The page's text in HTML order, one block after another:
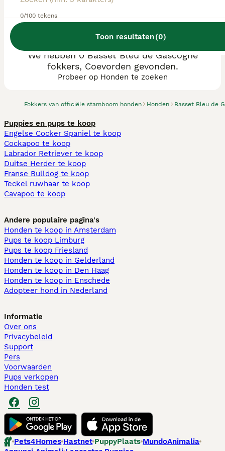
0/100 tekens
Toon resultaten(0)
Fokkers van officiële stamboom honden Honden Basset Bleu de
We hebben 0 Basset Bleu de Gascogne
fokkers, Coevorden gevonden.
Probeer op Honden te zoeken
Puppies en pups te koop
Engelse Cocker Spaniel te koop
Cockapoo te koop
Labrador Retriever te koop
Duitse Herder te koop
Franse Bulldog te koop
Teckel ruwhaar te koop
Cavapoo te koop
Andere populaire pagina's
Honden te koop in Amsterdam
Pups te koop Limburg​
Pups te koop Friesland​
Honden te koop in Gelderland
Honden te koop in Den Haag
Honden te koop in Enschede
Adopteer hond in Nederland
Informatie
Over ons
Privacybeleid
Support
Pers
Voorwaarden
Pups verkopen
Honden test
Pets4Homes Hastnet PuppyPlaats MundoAnimalia